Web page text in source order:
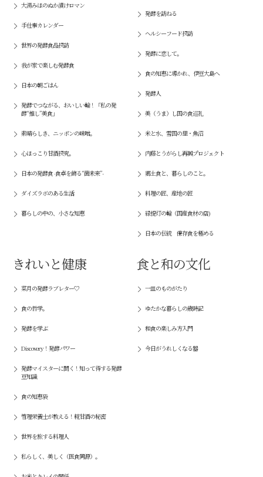
大湯みほのぬか漬けロマン
手仕事カレンダー
世界の発酵食品探訪
我が家で楽しむ発酵食
日本の朝ごはん
発酵でつながる、おいしい輪！「私の発
酵“推し”美食」
素晴らしき、ニッポンの味噌。
心ほっこり甘酒探究。
日本の発酵食 -食卓を飾る“菌未来”-
ダイズラボのある生活
暮らしの中の、小さな知恵
発酵を訪ねる
ヘルシーフード探訪
発酵に恋して。
食の知恵に導かれ、伊豆大島へ
発酵人
美（うま）し国の食巡礼
米と水、雪国の里・魚沼
内藤とうがらし再興プロジェクト
郷土食と、暮らしのこと。
料理の匠、産地の匠
緑提灯の輪（国産食材の店)
日本の伝統 保存食を極める
きれいと健康
菜月の発酵ラブレター♡
食の哲学。
発酵を学ぶ
Discovery！発酵パワー
発酵マイスターに聞く！知って得する発酵
豆知識
食の知恵袋
管理栄養士が教える！糀甘酒の秘密
世界を旅する料理人
私らしく、美しく（医食同源）。
食と和の文化
一皿のものがたり
ゆたかな暮らしの歳時記
和食の楽しみ方入門
今日がうれしくなる器